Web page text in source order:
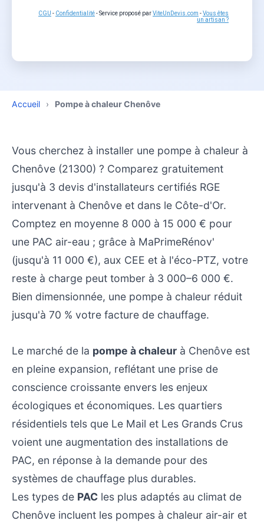
CGU - Confidentialité- Service proposé parViteUnDevis.com -Vous êtes
un artisan ?
Accueil › Pompe à chaleur Chenôve
Vous cherchez à installer une pompe à chaleur à
Chenôve (21300) ? Comparez gratuitement
jusqu'à 3 devis d'installateurs certifiés RGE
intervenant à Chenôve et dans le Côte-d'Or.
Comptez en moyenne 8 000 à 15 000 € pour
une PAC air-eau ; grâce à MaPrimeRénov'
(jusqu'à 11 000 €), aux CEE et à l'éco-PTZ, votre
reste à charge peut tomber à 3 000–6 000 €.
Bien dimensionnée, une pompe à chaleur réduit
jusqu'à 70 % votre facture de chauffage.
Le marché de la pompe à chaleur à Chenôve est
en pleine expansion, reflétant une prise de
conscience croissante envers les enjeux
écologiques et économiques. Les quartiers
résidentiels tels que Le Mail et Les Grands Crus
voient une augmentation des installations de
PAC, en réponse à la demande pour des
systèmes de chauffage plus durables.
Les types de PAC les plus adaptés au climat de
Chenôve incluent les pompes à chaleur air-air et